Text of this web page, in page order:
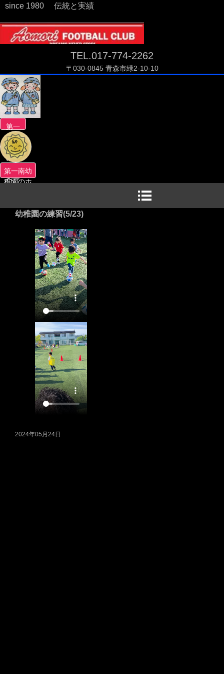
since 1980 伝統と実績
TEL.017-774-2262
〒030-0845 青森市緑2-10-10
第一
南幼
稚園
のホ
ーム
ペー
第一南幼
稚園のホ
幼稚園の練習(5/23)
2024年05月24日